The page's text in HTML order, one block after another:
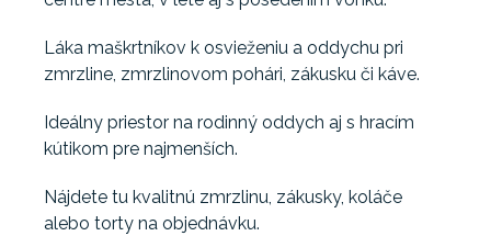
Láka maškrtníkov k osvieženiu a oddychu pri
zmrzline, zmrzlinovom pohári, zákusku či káve.
Ideálny priestor na rodinný oddych aj s hracím
kútikom pre najmenších.
Nájdete tu kvalitnú zmrzlinu, zákusky, koláče
alebo torty na objednávku.